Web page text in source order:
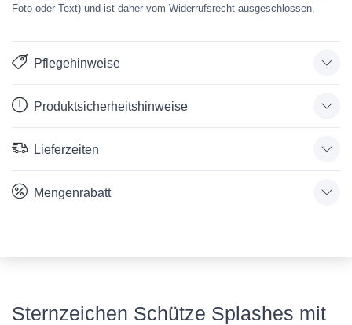
Foto oder Text) und ist daher vom Widerrufsrecht ausgeschlossen.
Pflegehinweise
Produktsicherheitshinweise
Lieferzeiten
Mengenrabatt
Sternzeichen Schütze Splashes mit